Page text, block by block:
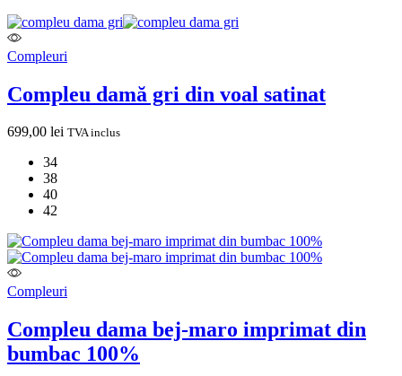
Compleuri
Compleu damă gri din voal satinat
699,00 lei TVA inclus
34
38
40
42
Compleuri
Compleu dama bej-maro imprimat din
bumbac 100%